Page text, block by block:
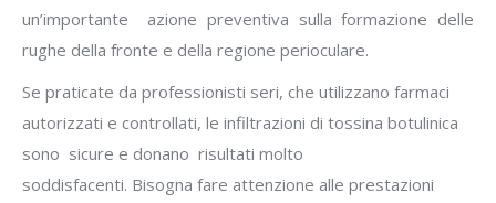
un’importante azione preventiva sulla formazione delle
rughe della fronte e della regione perioculare.
Se praticate da professionisti seri, che utilizzano farmaci
autorizzati e controllati, le infiltrazioni di tossina botulinica
sono sicure e donano risultati molto
soddisfacenti. Bisogna fare attenzione alle prestazioni